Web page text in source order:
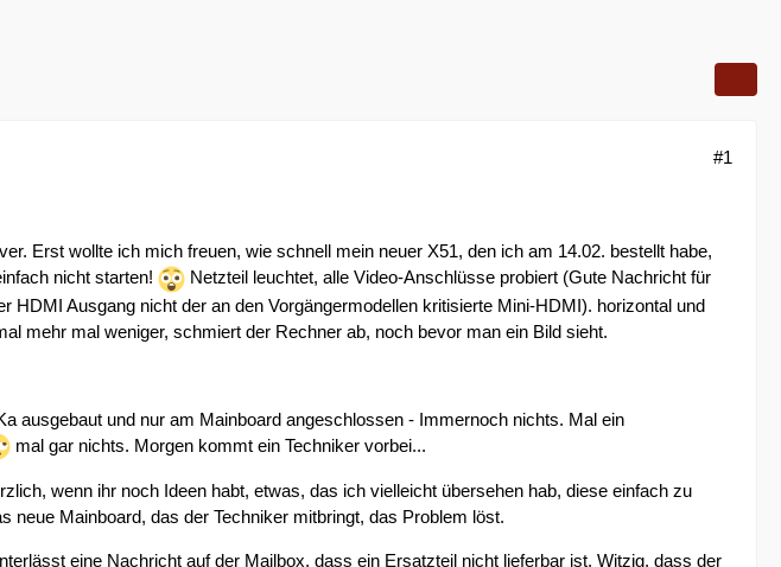
#1
Erst wollte ich mich freuen, wie schnell mein neuer X51, den ich am 14.02. bestellt habe,
nicht starten!
Netzteil leuchtet, alle Video-Anschlüsse probiert (Gute Nachricht für
HDMI Ausgang nicht der an den Vorgängermodellen kritisierte Mini-HDMI). horizontal und
mehr mal weniger, schmiert der Rechner ab, noch bevor man ein Bild sieht.
ausgebaut und nur am Mainboard angeschlossen - Immernoch nichts. Mal ein
mal gar nichts. Morgen kommt ein Techniker vorbei...
wenn ihr noch Ideen habt, etwas, das ich vielleicht übersehen hab, diese einfach zu
Mainboard, das der Techniker mitbringt, das Problem löst.
eine Nachricht auf der Mailbox, dass ein Ersatzteil nicht lieferbar ist. Witzig, dass der